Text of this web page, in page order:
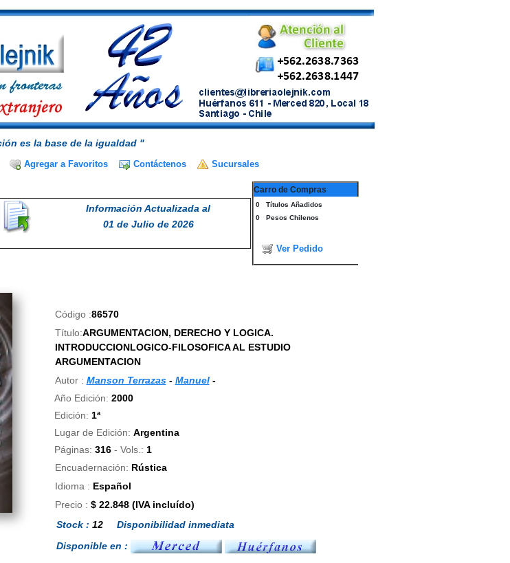
es la base de la igualdad "
Agregar a Favoritos Contáctenos Sucursales
Información Actualizada al
01 de Julio de 2026
Carro de Compras
0 Títulos Añadidos
0 Pesos Chilenos
Ver Pedido
Código :86570
Título:ARGUMENTACION, DERECHO Y LOGICA.
INTRODUCCIONLOGICO-FILOSOFICA AL ESTUDIO
ARGUMENTACION
Autor : Manson Terrazas - Manuel -
Año Edición: 2000
Edición: 1ª
Lugar de Edición: Argentina
Páginas: 316- Vols.: 1
Encuadernación: Rústica
Idioma : Español
Precio : $ 22.848 (IVA incluído)
Stock : 12Disponibilidad inmediata
Disponible en :